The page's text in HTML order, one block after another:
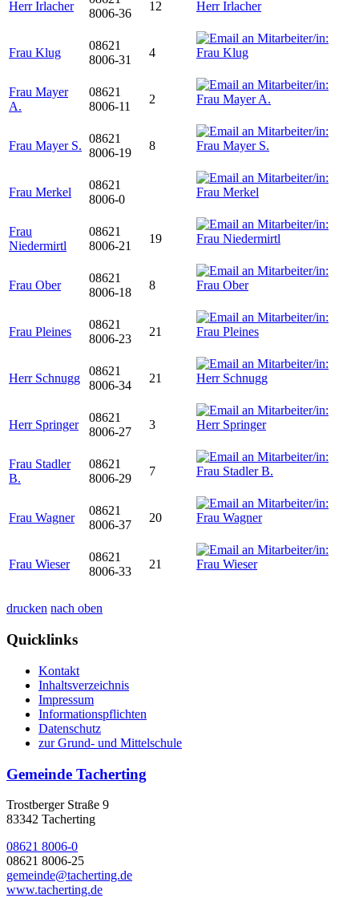
Herr Irlacher
8006-36
12
Frau Klug
08621
8006-31
4
Frau Mayer
A.
08621
8006-11
2
Frau Mayer S.
08621
8006-19
8
Frau Merkel
08621
8006-0
Frau
Niedermirtl
08621
8006-21
19
Frau Ober
08621
8006-18
8
Frau Pleines
08621
8006-23
21
Herr Schnugg
08621
8006-34
21
Herr Springer
08621
8006-27
3
Frau Stadler
B.
08621
8006-29
7
Frau Wagner
08621
8006-37
20
Frau Wieser
08621
8006-33
21
drucken nach oben
Quicklinks
Kontakt
Inhaltsverzeichnis
Impressum
Informationspflichten
Datenschutz
zur Grund- und Mittelschule
Gemeinde Tacherting
Trostberger Straße 9
83342 Tacherting
08621 8006-0
08621 8006-25
gemeinde@tacherting.de
www.tacherting.de